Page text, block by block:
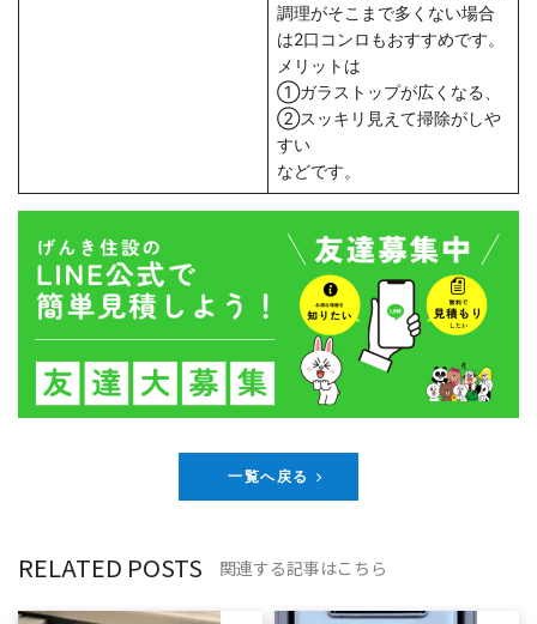
調理がそこまで多くない場合
は2口コンロもおすすめです。
メリットは
①ガラストップが広くなる、
②スッキリ見えて掃除がしや
すい
などです。
一覧へ戻る
RELATED POSTS 関連する記事はこちら